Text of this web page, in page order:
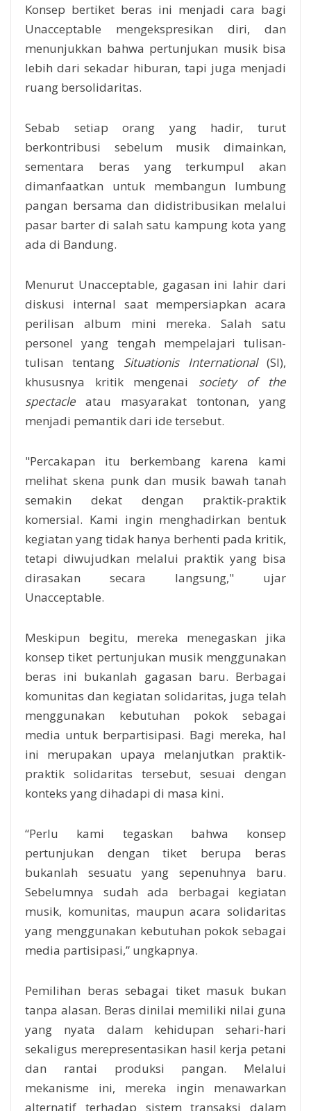
Konsep bertiket beras ini menjadi cara bagi
Unacceptable mengekspresikan diri, dan
menunjukkan bahwa pertunjukan musik bisa
lebih dari sekadar hiburan, tapi juga menjadi
ruang bersolidaritas.
Sebab setiap orang yang hadir, turut
berkontribusi sebelum musik dimainkan,
sementara beras yang terkumpul akan
dimanfaatkan untuk membangun lumbung
pangan bersama dan didistribusikan melalui
pasar barter di salah satu kampung kota yang
ada di Bandung.
Menurut Unacceptable, gagasan ini lahir dari
diskusi internal saat mempersiapkan acara
perilisan album mini mereka. Salah satu
personel yang tengah mempelajari tulisan-
tulisan tentang Situationis International(SI),
khususnya kritik mengenai society of the
spectacle atau masyarakat tontonan, yang
menjadi pemantik dari ide tersebut.
"Percakapan itu berkembang karena kami
melihat skena punk dan musik bawah tanah
semakin dekat dengan praktik-praktik
komersial. Kami ingin menghadirkan bentuk
kegiatan yang tidak hanya berhenti pada kritik,
tetapi diwujudkan melalui praktik yang bisa
dirasakan secara langsung," ujar
Unacceptable.
Meskipun begitu, mereka menegaskan jika
konsep tiket pertunjukan musik menggunakan
beras ini bukanlah gagasan baru. Berbagai
komunitas dan kegiatan solidaritas, juga telah
menggunakan kebutuhan pokok sebagai
media untuk berpartisipasi. Bagi mereka, hal
ini merupakan upaya melanjutkan praktik-
praktik solidaritas tersebut, sesuai dengan
konteks yang dihadapi di masa kini.
“Perlu kami tegaskan bahwa konsep
pertunjukan dengan tiket berupa beras
bukanlah sesuatu yang sepenuhnya baru.
Sebelumnya sudah ada berbagai kegiatan
musik, komunitas, maupun acara solidaritas
yang menggunakan kebutuhan pokok sebagai
media partisipasi,” ungkapnya.
Pemilihan beras sebagai tiket masuk bukan
tanpa alasan. Beras dinilai memiliki nilai guna
yang nyata dalam kehidupan sehari-hari
sekaligus merepresentasikan hasil kerja petani
dan rantai produksi pangan. Melalui
mekanisme ini, mereka ingin menawarkan
alternatif terhadap sistem transaksi dalam